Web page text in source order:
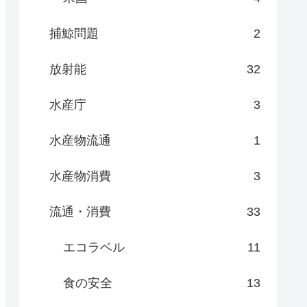
捕鯨問題 2
放射能 32
水産庁 3
水産物流通 1
水産物消費 3
流通・消費 33
エコラベル 11
食の安全 13